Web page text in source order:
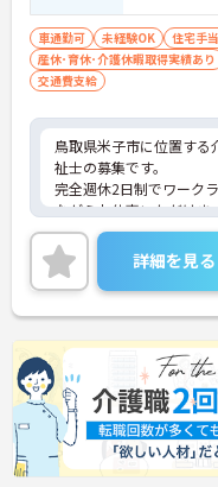
車通勤可 未経験OK 住宅手
産休･育休･介護休暇取得実績あり
交通費支給
鳥取県米子市に位置す
祉士の募集です。
完全週休2日制でワーク
ながらお仕事いただけま
また、マイカー通勤OK
日も安心です◎
ご興味のある方はご面接
でご気軽にお問い合わせ
詳細を見る